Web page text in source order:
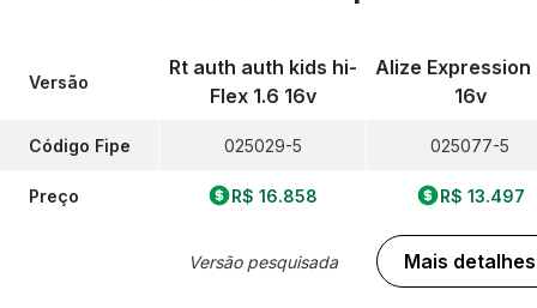
Versão
Código Fipe
Preço
Rt auth auth kids hi-
Flex 1.6 16v
025029-5
R$ 16.858
Versão pesquisada
Alize Expression
16v
025077-5
R$ 13.497
Mais detalhes